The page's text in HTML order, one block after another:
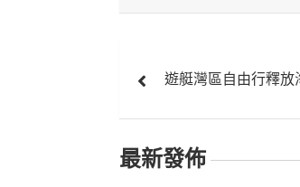
章
覽
遊艇灣區自由行釋放
最新發佈